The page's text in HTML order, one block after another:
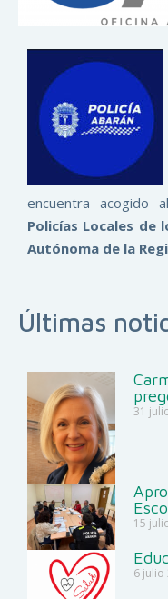
encuentra acogido
Policías Locales de
Autónoma de la
Últimas
31
15
6 julio